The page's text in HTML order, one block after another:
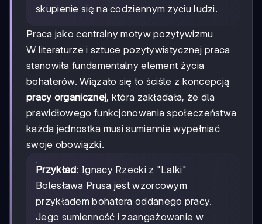
skupienie się na codziennym życiu ludzi.
Praca jako centralny motyw pozytywizmu
W literaturze i sztuce pozytywistycznej praca
stanowiła fundamentalny element życia
bohaterów. Wiązało się to ściśle z koncepcją
pracy organicznej, która zakładała, że dla
prawidłowego funkcjonowania społeczeństwa
każda jednostka musi sumiennie wypełniać
swoje obowiązki.
Przykład: Ignacy Rzecki z "Lalki"
Bolesława Prusa jest wzorcowym
przykładem bohatera oddanego pracy.
Jego sumienność i zaangażowanie w